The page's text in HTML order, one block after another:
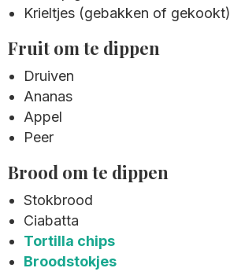
Krieltjes (gebakken of gekookt)
Fruit om te dippen
Druiven
Ananas
Appel
Peer
Brood om te dippen
Stokbrood
Ciabatta
Tortilla chips
Broodstokjes